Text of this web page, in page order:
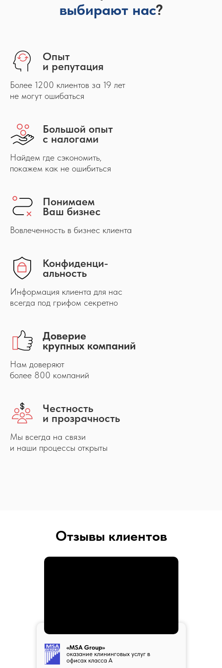
выбирают нас?
Опыт
и репутация
Более 1200 клиентов за 19 лет
не могут ошибаться
Большой опыт
с налогами
Найдем где сэкономить,
покажем как не ошибиться
Понимаем
Ваш бизнес
Вовлеченность в бизнес клиента
Конфиденци-
альность
Информация клиента для нас
всегда под грифом секретно
Доверие
крупных компаний
Нам доверяют
более 800 компаний
Честность
и прозрачность
Мы всегда на связи
и наши процессы открыты
Отзывы клиентов
«MSA Group»
оказание клининговых услуг в
офисах класса А